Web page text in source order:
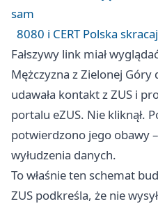
sam
8080 i CERT Polska
Fałszywy link miał
Mężczyzna z Zielonej Góry
udawała kontakt z ZUS i
portalu eZUS. Nie kliknął.
potwierdzono jego obawy
wyłudzenia danych.
To właśnie ten schemat
ZUS podkreśla, że nie